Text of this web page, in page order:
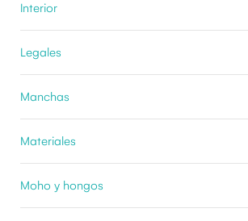
Interior
Legales
Manchas
Materiales
Moho y hongos